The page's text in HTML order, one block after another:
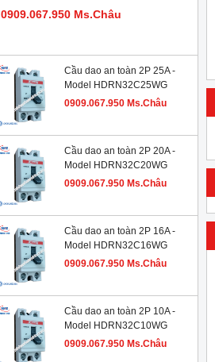
0909.067.950 Ms.Châu
Cầu dao an toàn 2P 25A -
Model HDRN32C25WG
0909.067.950 Ms.Châu
Cầu dao an toàn 2P 20A -
Model HDRN32C20WG
0909.067.950 Ms.Châu
Cầu dao an toàn 2P 16A -
Model HDRN32C16WG
0909.067.950 Ms.Châu
Cầu dao an toàn 2P 10A -
Model HDRN32C10WG
0909.067.950 Ms.Châu